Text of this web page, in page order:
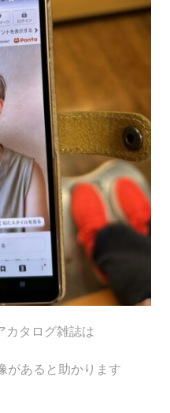
カタログ雑誌は
があると助かります